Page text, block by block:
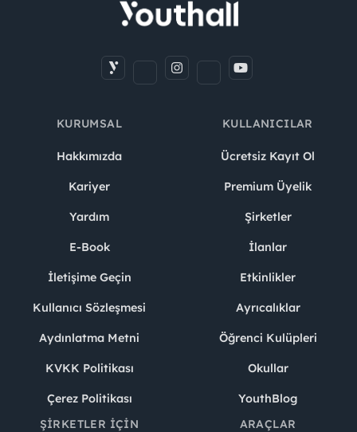
KURUMSAL
Hakkımızda
Kariyer
Yardım
E-Book
İletişime Geçin
Kullanıcı Sözleşmesi
Aydınlatma Metni
KVKK Politikası
Çerez Politikası
KULLANICILAR
Ücretsiz Kayıt Ol
Premium Üyelik
Şirketler
İlanlar
Etkinlikler
Ayrıcalıklar
Öğrenci Kulüpleri
Okullar
YouthBlog
ŞIRKETLER İÇIN
ARAÇLAR